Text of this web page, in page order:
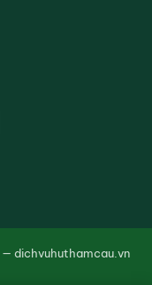
— dichvuhuthamcau.vn